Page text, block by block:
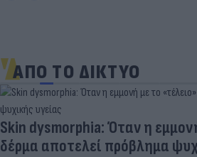
ΑΠΟ ΤΟ ΔΙΚΤΥΟ
Skin dysmorphia: Όταν η
δέρμα αποτελεί πρόβλημα